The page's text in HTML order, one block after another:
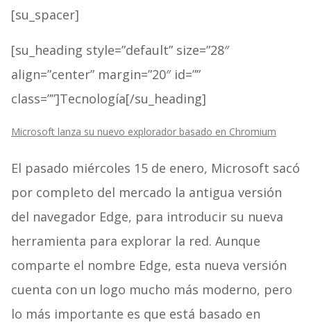
[su_spacer]
[su_heading style=”default” size=”28″
align=”center” margin=”20″ id=””
class=””]Tecnología[/su_heading]
Microsoft lanza su nuevo explorador basado en Chromium
El pasado miércoles 15 de enero, Microsoft sacó
por completo del mercado la antigua versión
del navegador Edge, para introducir su nueva
herramienta para explorar la red. Aunque
comparte el nombre Edge, esta nueva versión
cuenta con un logo mucho más moderno, pero
lo más importante es que está basado en